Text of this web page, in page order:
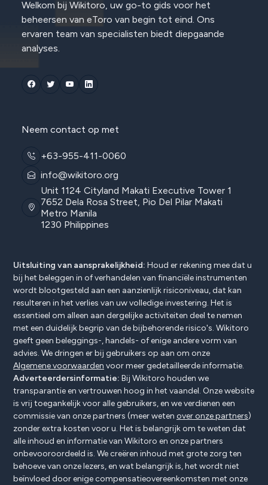
Welkom bij Wikitoro, uw go-to gids voor het
beheersen van eToro van begin tot eind. Ons
ervaren team van specialisten biedt diepgaande
analyses.
Neem contact op met
+63-955-411-0060
info@wikitoro.org
Unit 1124 Cityland Makati Executive Tower 1
7652 Dela Rosa Street, Pio Del Pilar Makati
Metro Manila
1230 Philippines
Uitsluiting van aansprakelijkheid: Houd er rekening mee dat u
bij het beleggen in of verhandelen van financiële instrumenten
wordt blootgesteld aan een aanzienlijk risiconiveau, dat kan
resulteren in het verlies van uw volledige investering. Het is
essentieel om alleen aan dergelijke activiteiten deel te nemen
met een duidelijk begrip van de bijbehorende risico's. Wikitoro
geeft geen beleggings-, handels- of enige andere vorm van
advies. We dringen er bij gebruikers op aan om onze
Algemene voorwaarden voor meer gedetailleerde informatie.
Adverteerdersinformatie: Bij Wikitoro houden we
transparantie en vertrouwen hoog in het vaandel. Onze website
is vrij toegankelijk voor alle gebruikers, en we verdienen een
commissie van onze partners (meer weten over onze partners)
zonder extra kosten voor u. Het is belangrijk om te weten dat
alle inhoud en informatie van Wikitoro en onze partners
onbevooroordeeld is. We creëren inhoud met grote zorg ten
behoeve van onze lezers, en wat belangrijk is, het wordt niet
beïnvloed door enige compensatieovereenkomsten met onze